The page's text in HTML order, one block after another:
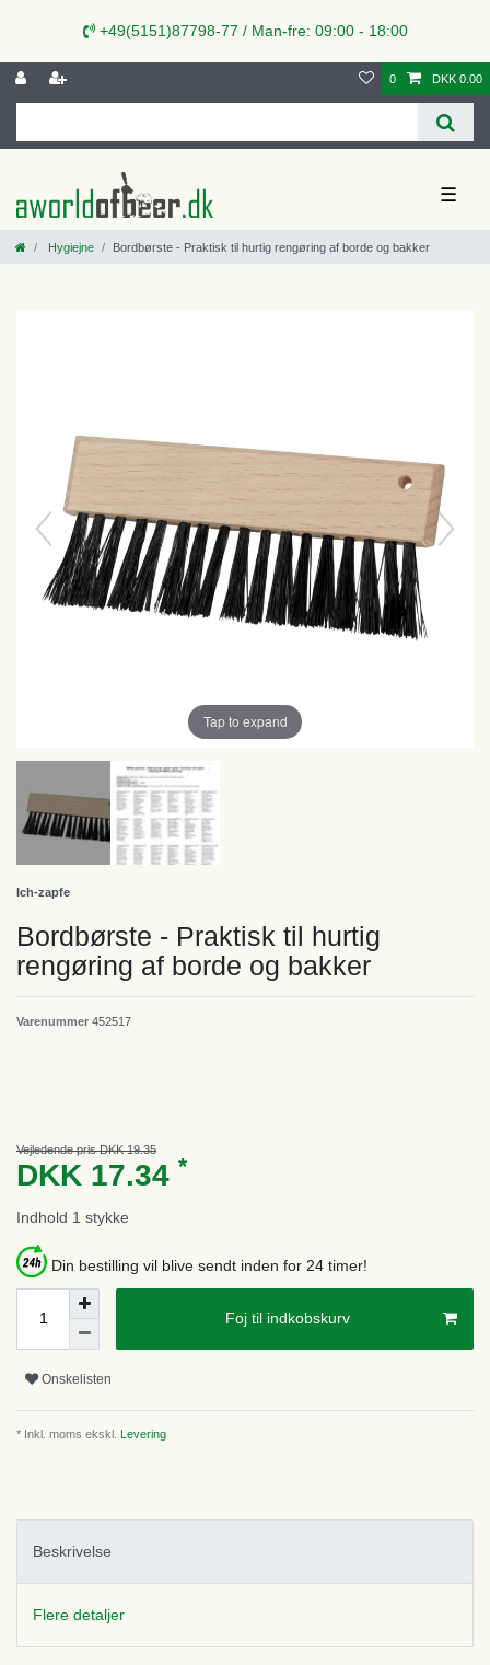
+49(5151)87798-77 / Man-fre: 09:00 - 18:00
0 DKK 0.00
☰
Hygiejne Bordbørste - Praktisk til hurtig rengøring af borde og bakker
Tap to expand
Ich-zapfe
Bordbørste - Praktisk til hurtig
rengøring af borde og bakker
Varenummer 452517
Vejledende pris DKK 19.35
DKK 17.34 *
Indhold 1 stykke
Din bestilling vil blive sendt inden for 24 timer!
Foj til indkobskurv
Onskelisten
* Inkl. moms ekskl. Levering
Beskrivelse
Flere detaljer